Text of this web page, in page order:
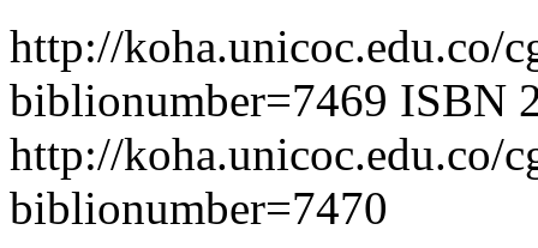
http://koha.unicoc.edu.co/
biblionumber=7469 ISBN
http://koha.unicoc.edu.co/
biblionumber=7470